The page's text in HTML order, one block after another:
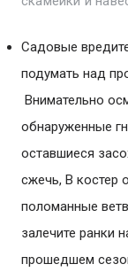
Садовые
подумать над
Внимательно
обнаруженные
оставшиеся
сжечь, В костер
поломанные
залечите ранки
прошедшем